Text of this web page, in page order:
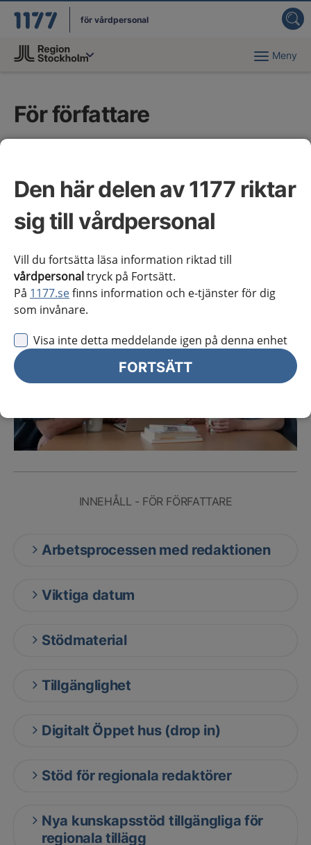
Den här delen av 1177 riktar
sig till vårdpersonal
Vill du fortsätta läsa information riktad till
vårdpersonaltryck på Fortsätt.
På 1177.sefinns information och e-tjänster för dig
som invånare.
Visa inte detta meddelande igen på denna enhet
FORTSÄTT
för vårdpersonal
Du har valt region Meny
För författare
(NAG) med vårdförlopp och kliniska
kunskapsstöd, samt för dem som arbetar med
regionala tillägg till de kliniska kunskapsstöden.
INNEHÅLL - FÖR FÖRFATTARE
Arbetsprocessen med redaktionen
Viktiga datum
Stödmaterial
Tillgänglighet
Digitalt Öppet hus (drop in)
Stöd för regionala redaktörer
Nya kunskapsstöd tillgängliga för
regionala tillägg